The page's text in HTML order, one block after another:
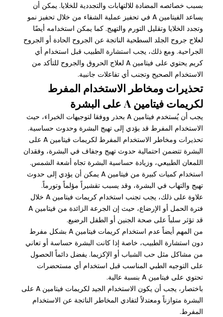
بسبب خصائصه المضادة للالتهابات والتجددية للخلايا. يمكن أن
يساعد الفيتامين A في تحفيز عملية الشفاء من خلال تحفيز نمو
وتجدد الخلايا وتقليل التورم والتهيج. كما يمكن استخدامه أيضًا
لعلاج جروح الجلد السطحية الناتجة عن الجروح الحادة أو الجروح
الجراحية. ومع ذلك، يجب استشارة الطبيب قبل استخدام أي
كريم يحتوي على فيتامين A لعلاج الحروق والجروح للتأكد من
الاستخدام الصحيح وتجنب أي تفاعلات جانبية.
تحذيرات ومخاطر الاستخدام المفرط
لكريمات فيتامين A على البشرة
يجب أن يُستخدم فيتامين A بحذر ووفقا لتوجيهات الخبراء، حيث
الاستخدام المفرط قد يؤدي إلى تهيج البشرة وحدوث حساسية.
تحذيرات ومخاطر الاستخدام المفرط لكريمات فيتامين A على
البشرة تتضمن احتمالية حدوث تهيج وجفاف في البشرة، وفقدان
اللمعان الطبيعي، وزيادة حساسية البشرة تجاه أشعة الشمس.
استخدام كميات كبيرة من فيتامين A يمكن أن يؤدي إلى حدوث
تهيج والتهاب في البشرة، وقد يسبب تقشيراً مؤلماً وتورماً.
علاوة على ذلك، يجب تجنب استخدام كريمات فيتامين A خلال
فترة الحمل أو الإرضاع، حيث إن الجرعة الزائدة من فيتامين A
قد تؤثر سلباً على صحة الجنين أو الطفل الرضيع.
من المهم أيضاً عدم استخدام كريمات فيتامين A بشكل مفرط
دون استشارة الطبيب، خاصة إذا كانت البشرة حساسة أو تعاني
من مشاكل مثل حب الشباب أو الإكزيما. يفضل دائماً الحصول
على التوجيه الطبي المناسب قبل استخدام أي مستحضرات
تحتوي على فيتامين A بنسبة عالية.
باختصار، يجب أن يكون الاستخدام الجيد لكريمات فيتامين A على
البشرة متوازناً ومعتدلاً لتفادي المخاطر الناتجة عن الاستخدام
المفرط.